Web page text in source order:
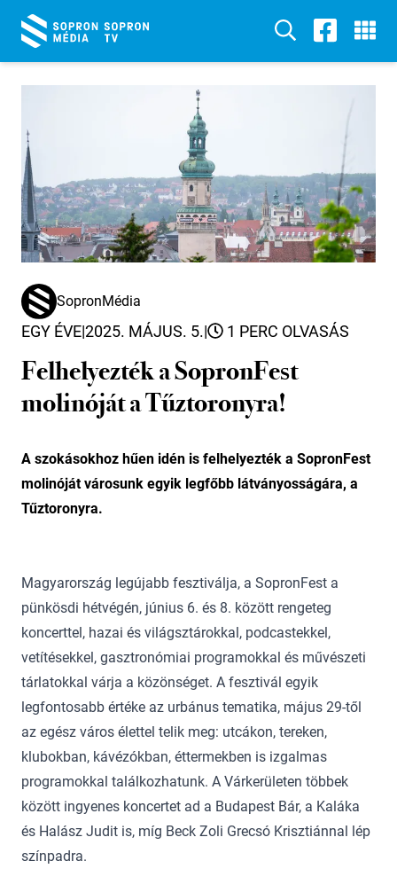
SopronMédia
EGY ÉVE|2025. MÁJUS. 5.| 1 PERC OLVASÁS
Felhelyezték a SopronFest
molinóját a Tűztoronyra!
A szokásokhoz hűen idén is felhelyezték a SopronFest
molinóját városunk egyik legfőbb látványosságára, a
Tűztoronyra.
Magyarország legújabb fesztiválja, a SopronFest a
pünkösdi hétvégén, június 6. és 8. között rengeteg
koncerttel, hazai és világsztárokkal, podcastekkel,
vetítésekkel, gasztronómiai programokkal és művészeti
tárlatokkal várja a közönséget. A fesztivál egyik
legfontosabb értéke az urbánus tematika, május 29-től
az egész város élettel telik meg: utcákon, tereken,
klubokban, kávézókban, éttermekben is izgalmas
programokkal találkozhatunk. A Várkerületen többek
között ingyenes koncertet ad a Budapest Bár, a Kaláka
és Halász Judit is, míg Beck Zoli Grecsó Krisztiánnal lép
színpadra.